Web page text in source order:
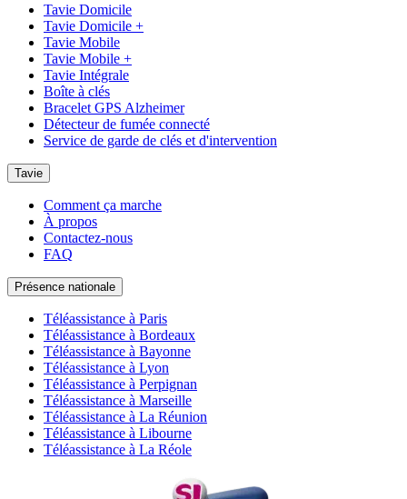
Tavie Domicile
Tavie Domicile +
Tavie Mobile
Tavie Mobile +
Tavie Intégrale
Boîte à clés
Bracelet GPS Alzheimer
Détecteur de fumée connecté
Service de garde de clés et d'intervention
Tavie
Comment ça marche
À propos
Contactez-nous
FAQ
Présence nationale
Téléassistance à Paris
Téléassistance à Bordeaux
Téléassistance à Bayonne
Téléassistance à Lyon
Téléassistance à Perpignan
Téléassistance à Marseille
Téléassistance à La Réunion
Téléassistance à Libourne
Téléassistance à La Réole